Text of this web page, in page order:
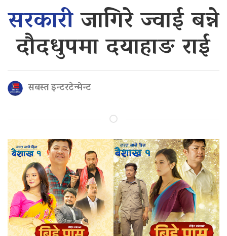
सरकारीजागिरे ज्वाई बन्ने
दौदधुपमा दयाहाङ राई
सबस्त इन्टरटेन्मेन्ट